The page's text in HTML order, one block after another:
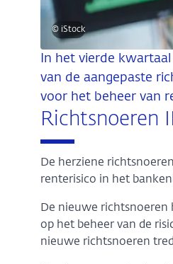
© iStock
In het vierde
van de aangepaste
voor het beheer van
Richtsnoeren
De herziene
renterisico in het
De nieuwe richtsnoeren
op het beheer van de
nieuwe richtsnoeren